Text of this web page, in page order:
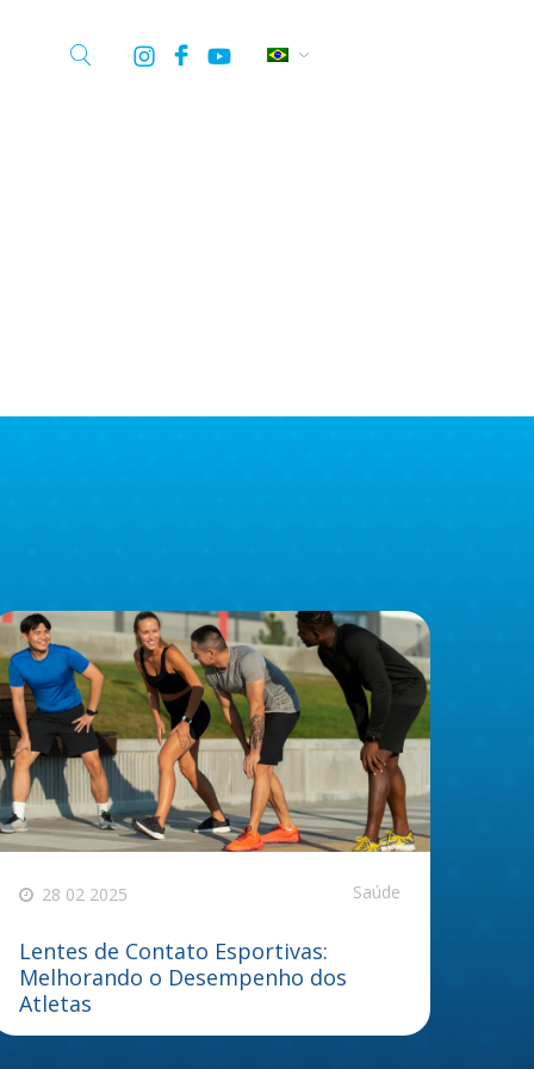
28 02 2025 Saúde
Lentes de Contato Esportivas:
Melhorando o Desempenho dos
Atletas